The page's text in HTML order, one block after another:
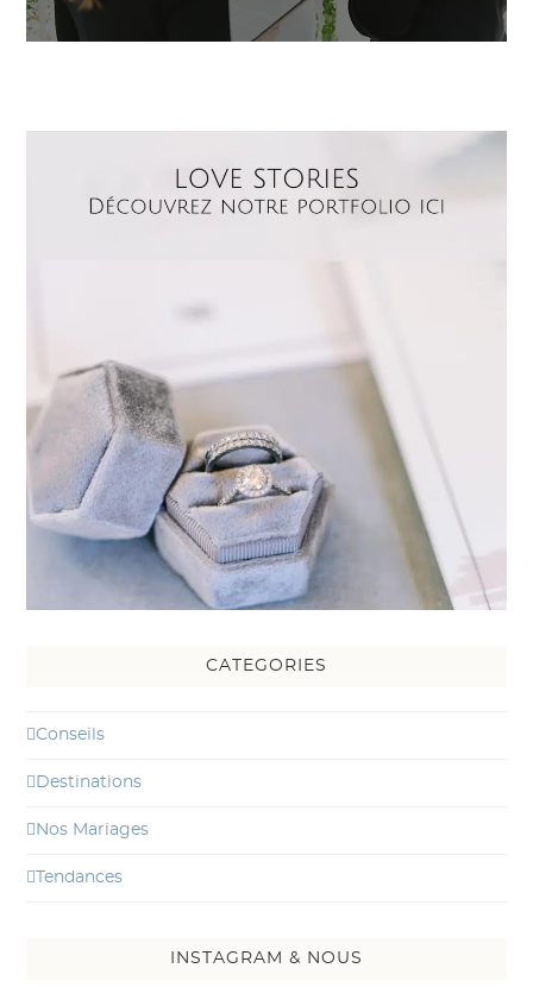
CATEGORIES
Conseils
Destinations
Nos Mariages
Tendances
INSTAGRAM & NOUS